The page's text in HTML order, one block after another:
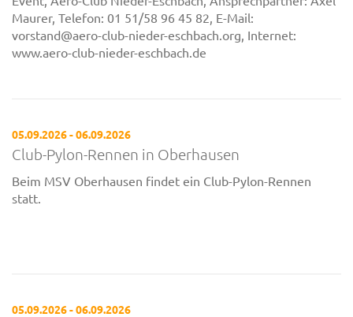
Maurer, Telefon: 01 51/58 96 45 82, E-Mail:
vorstand@aero-club-nieder-eschbach.org, Internet:
www.aero-club-nieder-eschbach.de
05.09.2026 - 06.09.2026
Club-Pylon-Rennen in Oberhausen
Beim MSV Oberhausen findet ein Club-Pylon-Rennen
statt.
05.09.2026 - 06.09.2026